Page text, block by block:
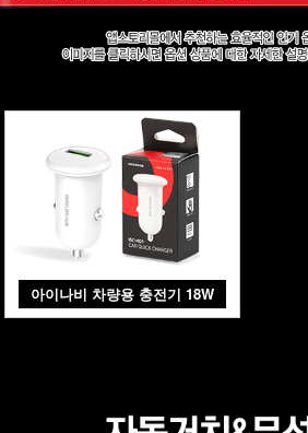
아이나비 차량용 충전기 18W